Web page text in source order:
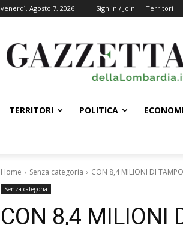
venerdì, Agosto 7, 2026 Sign in / Join Territori
TERRITORI POLITICA
Home Senza categoria CON 8,4 MILIONI DI
Senza categoria
CON 8,4 MILIONI